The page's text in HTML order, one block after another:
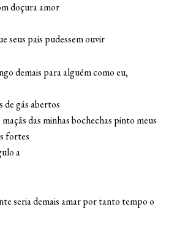
doçura amor
seus pais pudessem ouvir
demais para alguém como eu,
de gás abertos
das minhas bochechas pinto meus
fortes
a
seria demais amar por tanto tempo o